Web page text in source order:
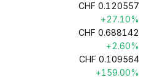
CHF 0.120557
+27.10%
CHF 0.688142
+2.60%
CHF 0.109564
+159.00%